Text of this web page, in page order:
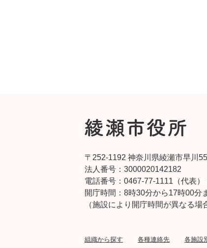
〒252-1192 神奈川県綾瀬市早川
法人番号：3000020142182
電話番号：0467-77-1111（代表）
開庁時間：8時30分から17時00分
（施設により開庁時間が異なる
組織から探す 各種連絡先 各施設